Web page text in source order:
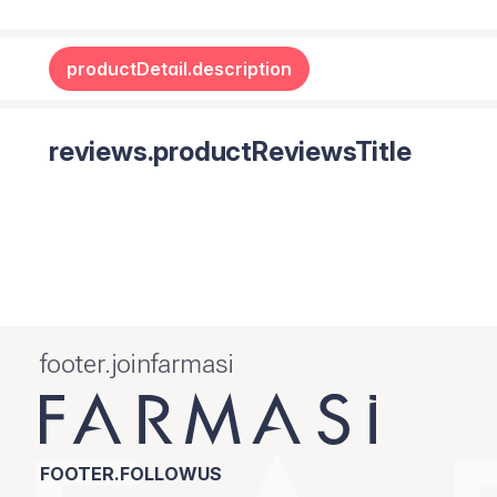
productDetail.description
reviews.productReviewsTitle
footer.joinfarmasi
FOOTER.FOLLOWUS